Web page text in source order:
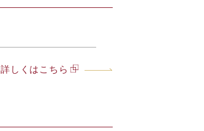
詳しくはこちら